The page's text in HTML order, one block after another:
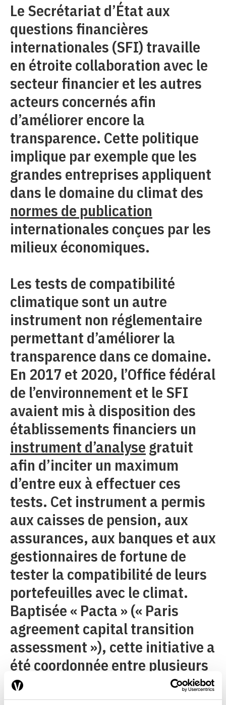
Le Secrétariat d’État aux
questions financières
internationales (SFI) travaille
en étroite collaboration avec le
secteur financier et les autres
acteurs concernés afin
d’améliorer encore la
transparence. Cette politique
implique par exemple que les
grandes entreprises appliquent
dans le domaine du climat des
normes de publication
internationales conçues par les
milieux économiques.
Les tests de compatibilité
climatique sont un autre
instrument non réglementaire
permettant d’améliorer la
transparence dans ce domaine.
En 2017 et 2020, l’Office fédéral
de l’environnement et le SFI
avaient mis à disposition des
établissements financiers un
instrument d’analyse gratuit
afin d’inciter un maximum
d’entre eux à effectuer ces
tests. Cet instrument a permis
aux caisses de pension, aux
assurances, aux banques et aux
gestionnaires de fortune de
tester la compatibilité de leurs
portefeuilles avec le climat.
Baptisée « Pacta » (« Paris
agreement capital transition
assessment »), cette initiative a
été coordonnée entre plusieurs
pays.